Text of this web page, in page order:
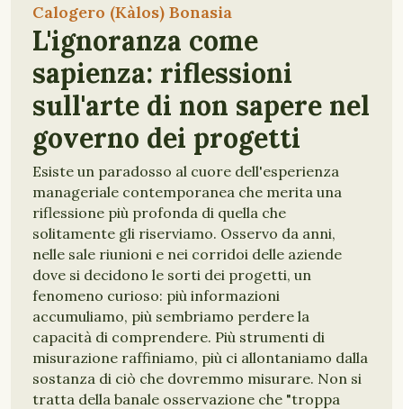
Calogero (Kàlos) Bonasia
L'ignoranza come
sapienza: riflessioni
sull'arte di non sapere nel
governo dei progetti
Esiste un paradosso al cuore dell'esperienza
manageriale contemporanea che merita una
riflessione più profonda di quella che
solitamente gli riserviamo. Osservo da anni,
nelle sale riunioni e nei corridoi delle aziende
dove si decidono le sorti dei progetti, un
fenomeno curioso: più informazioni
accumuliamo, più sembriamo perdere la
capacità di comprendere. Più strumenti di
misurazione raffiniamo, più ci allontaniamo dalla
sostanza di ciò che dovremmo misurare. Non si
tratta della banale osservazione che "troppa